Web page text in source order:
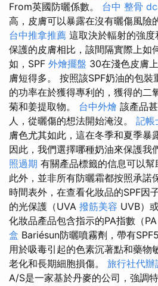
From英國防曬係數。 台中 整骨
高，皮膚可以暴露在沒有曬傷風險
台中推拿推薦 這取決於輻射的強
保護的皮膚相比，該間隔實際上如
如，SPF 外燴擺盤 30在淺色皮膚
膚短得多。 按照該SPF奶油的包
的功率在於獲得專利的，獲得的二
菊和姜提取物。 台中外燴 該產品
人，從曬傷的想法開始淹沒。 記帳
膚色尤其如此，這在冬季和夏季暴
因此，我們選擇哪種奶油來保護我
照過期 有關產品標籤的信息可以幫
此外，並非所有防曬霜都按照承諾
時間表外，在查看化妝品的SPF因
的光保護（UVA 撥筋美容 UVB）
化妝品產品包含指示的PA指數（PA
盒 Bariésun防曬噴霧劑，帶有
用於吸毒引起的色素沉著點和藥物
老化和長期細胞損傷。 旅行社代辦
A/S是一家基於丹麥的公司，強調